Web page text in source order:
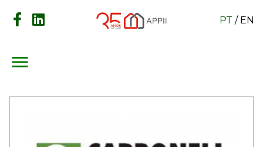
PT / EN
menu